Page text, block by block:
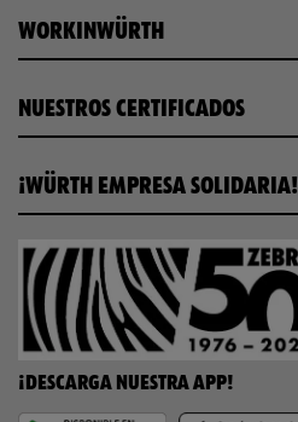
WORKINWÜRTH
NUESTROS CERTIFICADOS
¡WÜRTH EMPRESA SOLIDARIA!
¡DESCARGA NUESTRA APP!